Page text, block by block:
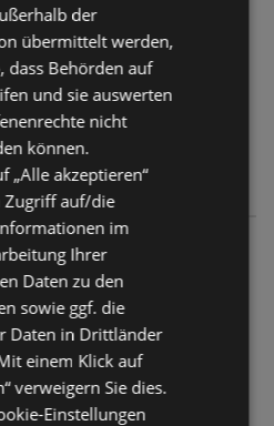
der
übermittelt werden,
dass Behörden auf
und sie auswerten
nicht
können.
„Alle akzeptieren“
Zugriff auf/die
im
Ihrer
Daten zu den
sowie ggf. die
Daten in Drittländer
einem Klick auf
verweigern Sie dies.
Einstellungen